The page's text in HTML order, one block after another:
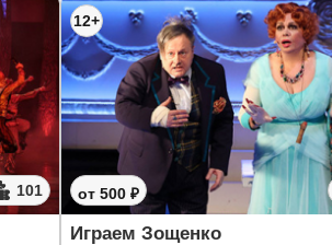
101
12+
от 500 ₽
Играем Зощенко